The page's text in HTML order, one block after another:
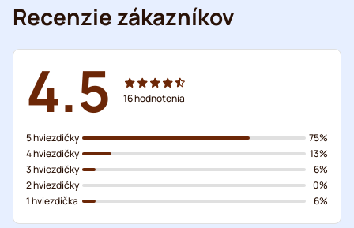
Recenzie zákazníkov
4.5 16hodnotenia
5 hviezdičky
4 hviezdičky
3 hviezdičky
2 hviezdičky
1 hviezdička
75%
13%
6%
0%
6%